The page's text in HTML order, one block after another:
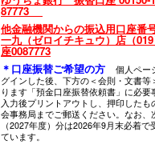
87773
他金融機関からの振込用口座番
一九（ゼロイチキュウ）店（
座0087773
＊口座振替ご希望の方
個人ペー
グインした後、下方の＜会則・文書等
ります「預金口座振替依頼書」に必要
入力後プリントアウトし、押印したも
会事務局までご郵送ください。なお、
（2027年度）分は2026年9月末必着で
ています。